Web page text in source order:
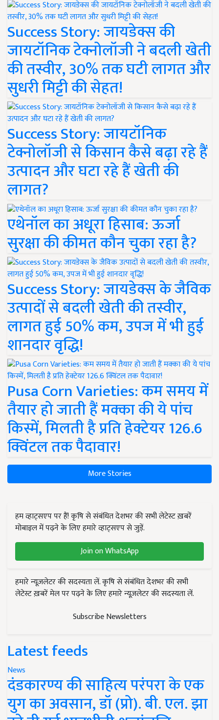
Success Story: जायडेक्स की
जायटॉनिक टेक्नोलॉजी ने बदली खेती
की तस्वीर, 30% तक घटी लागत और
सुधरी मिट्टी की सेहत!
Success Story: जायटॉनिक
टेक्नोलॉजी से किसान कैसे बढ़ा रहे हैं
उत्पादन और घटा रहे हैं खेती की
लागत?
एथेनॉल का अधूरा हिसाब: ऊर्जा
सुरक्षा की कीमत कौन चुका रहा है?
Success Story: जायडेक्स के जैविक
उत्पादों से बदली खेती की तस्वीर,
लागत हुई 50% कम, उपज में भी हुई
शानदार वृद्धि!
Pusa Corn Varieties: कम समय में
तैयार हो जाती हैं मक्का की ये पांच
किस्में, मिलती है प्रति हेक्टेयर 126.6
क्विंटल तक पैदावार!
More Stories
हम व्हाट्सएप पर हैं! कृषि से संबंधित देशभर की सभी लेटेस्ट ख़बरें
मोबाइल में पढ़ने के लिए हमारे व्हाट्सएप से जुड़ें.
Join on WhatsApp
हमारे न्यूज़लेटर की सदस्यता लें. कृषि से संबंधित देशभर की सभी
लेटेस्ट ख़बरें मेल पर पढ़ने के लिए हमारे न्यूज़लेटर की सदस्यता लें.
Subscribe Newsletters
Latest feeds
News
दंडकारण्य की साहित्य परंपरा के एक
युग का अवसान, डॉ (प्रो). बी. एल. झा